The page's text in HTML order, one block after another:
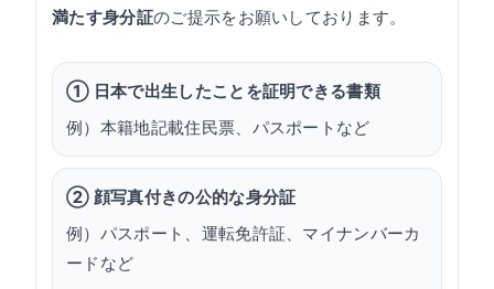
満たす身分証のご提示をお願いしております。
① 日本で出生したことを証明できる書類
例）本籍地記載住民票、パスポートなど
② 顔写真付きの公的な身分証
例）パスポート、運転免許証、マイナンバーカ
ードなど